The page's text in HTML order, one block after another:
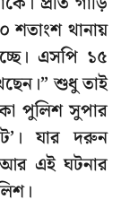
থানায়
এসপি ১৫
শুধু তাই
পুলিশ সুপার
যার দরুন
এই ঘটনার